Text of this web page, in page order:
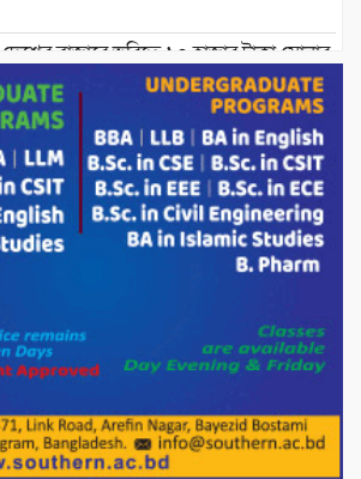
দেশের বাজারে ভরিতে ১০ হাজার টাকা সোনার
দাম বাড়ানোর ঘোষণা।
ভারপ্রাপ্ত রাষ্ট্রপতি হাফিজ উদ্দিন আহমদের
সাথে এইচটি বাংলা অনলাইন পোর্টাল ও আইপি
টিভির সম্পাদক মোঃ ইসমাইল হোসেনের
সৌজন্য সাক্ষাৎ।
পাটগ্রামে জুলাই অভ্যুত্থান দিবস উপলক্ষে
পোরশায় গণঅভ্যুত্থান দিবসে শহিদ ও জুলাই
১১ দলীয় ঐক্য পোরশা উপজেলা শাখার